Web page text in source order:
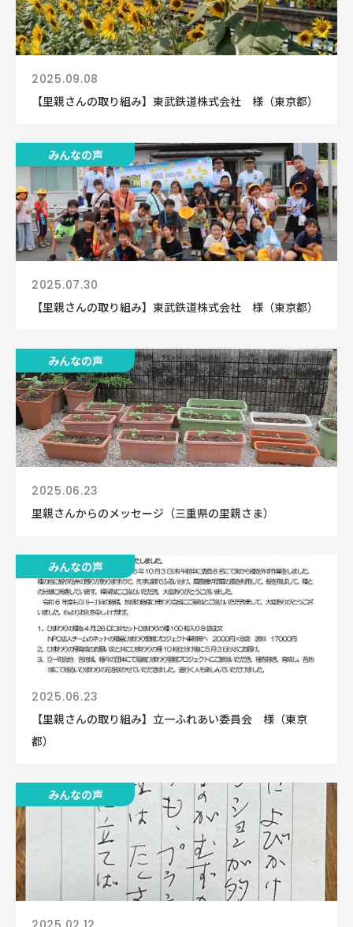
2025.09.08
【里親さんの取り組み】東武鉄道株式会社 様（東京都）
みんなの声
2025.07.30
【里親さんの取り組み】東武鉄道株式会社 様（東京都）
みんなの声
2025.06.23
里親さんからのメッセージ（三重県の里親さま）
みんなの声
2025.06.23
【里親さんの取り組み】立一ふれあい委員会 様（東京
都）
みんなの声